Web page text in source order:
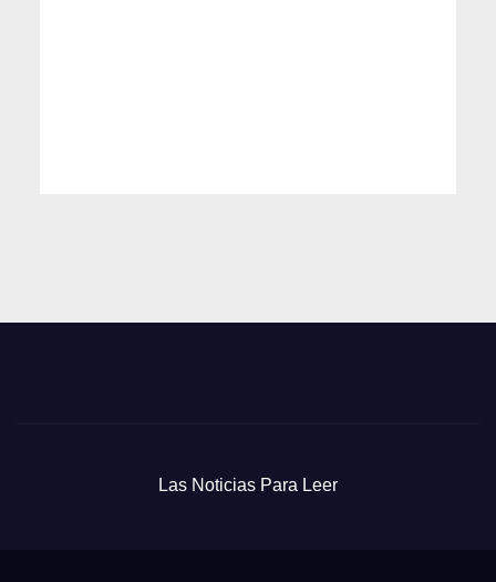
Las Noticias Para Leer